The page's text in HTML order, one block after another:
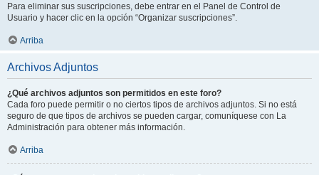
Para eliminar sus suscripciones, debe entrar en el Panel de Control de
Usuario y hacer clic en la opción “Organizar suscripciones”.
Arriba
Archivos Adjuntos
¿Qué archivos adjuntos son permitidos en este foro?
Cada foro puede permitir o no ciertos tipos de archivos adjuntos. Si no está
seguro de que tipos de archivos se pueden cargar, comuníquese con La
Administración para obtener más información.
Arriba